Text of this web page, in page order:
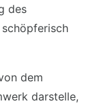
des
dem
darstelle,